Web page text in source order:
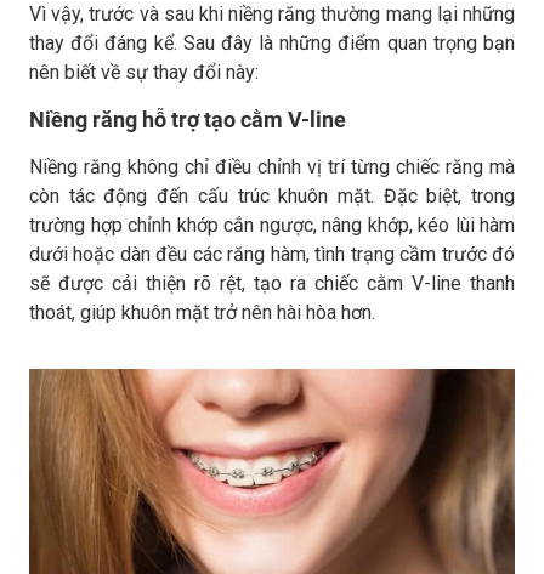
Vì vậy, trước và sau khi niềng răng thường mang lại những
thay đổi đáng kể. Sau đây là những điểm quan trọng bạn
nên biết về sự thay đổi này:
Niềng răng hỗ trợ tạo cằm V-line
Niềng răng không chỉ điều chỉnh vị trí từng chiếc răng mà
còn tác động đến cấu trúc khuôn mặt. Đặc biệt, trong
trường hợp chỉnh khớp cắn ngược, nâng khớp, kéo lùi hàm
dưới hoặc dàn đều các răng hàm, tình trạng cầm trước đó
sẽ được cải thiện rõ rệt, tạo ra chiếc cằm V-line thanh
thoát, giúp khuôn mặt trở nên hài hòa hơn.